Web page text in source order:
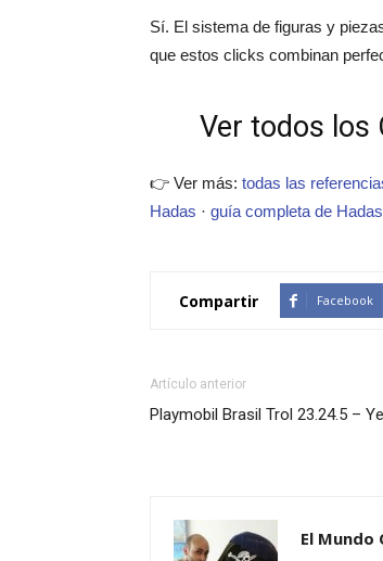
Sí. El sistema de figuras y
que estos clicks combinan
Ver todos los
👉 Ver más: todas las
Hadas · guía completa de Hadas
Compartir Facebook
Artículo anterior
Playmobil Brasil Trol 23.24.5 –
El Mundo